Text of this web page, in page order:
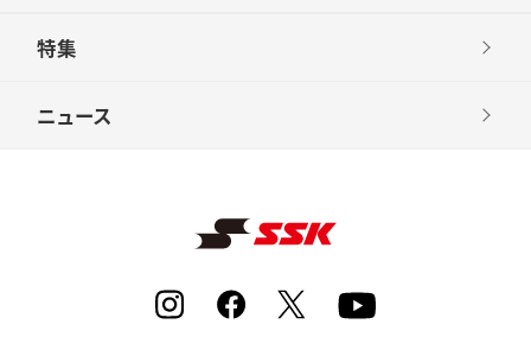
特集
ニュース